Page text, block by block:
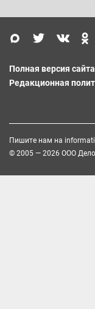
Полная версия сайта
Редакционная
Пишите нам на
© 2005 — 2026 ООО